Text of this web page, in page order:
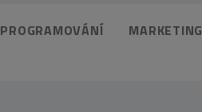
PROGRAMOVÁNÍ MARKETING